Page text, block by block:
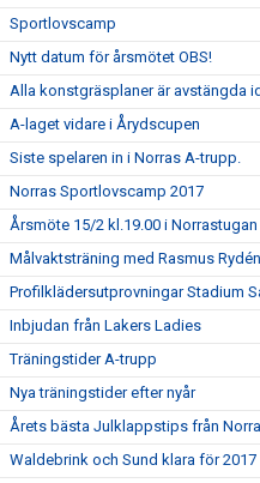
Sportlovscamp
Nytt datum för årsmötet OBS!
Alla konstgräsplaner är avstängda
A-laget vidare i Årydscupen
Siste spelaren in i Norras A-trupp.
Norras Sportlovscamp 2017
Årsmöte 15/2 kl.19.00 i Norrastugan
Målvaktsträning med Rasmus Rydén
Profilklädersutprovningar Stadium
Inbjudan från Lakers Ladies
Träningstider A-trupp
Nya träningstider efter nyår
Årets bästa Julklappstips från
Waldebrink och Sund klara för 2017